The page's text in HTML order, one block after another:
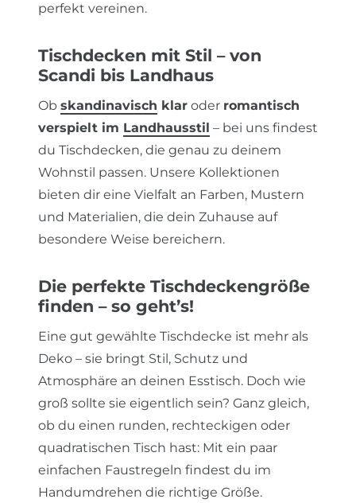
perfekt vereinen.
Tischdecken mit Stil – von
Scandi bis Landhaus
Ob skandinavisch klar oder romantisch
verspielt im Landhausstil – bei uns findest
du Tischdecken, die genau zu deinem
Wohnstil passen. Unsere Kollektionen
bieten dir eine Vielfalt an Farben, Mustern
und Materialien, die dein Zuhause auf
besondere Weise bereichern.
Die perfekte Tischdeckengröße
finden – so geht’s!
Eine gut gewählte Tischdecke ist mehr als
Deko – sie bringt Stil, Schutz und
Atmosphäre an deinen Esstisch. Doch wie
groß sollte sie eigentlich sein? Ganz gleich,
ob du einen runden, rechteckigen oder
quadratischen Tisch hast: Mit ein paar
einfachen Faustregeln findest du im
Handumdrehen die richtige Größe.